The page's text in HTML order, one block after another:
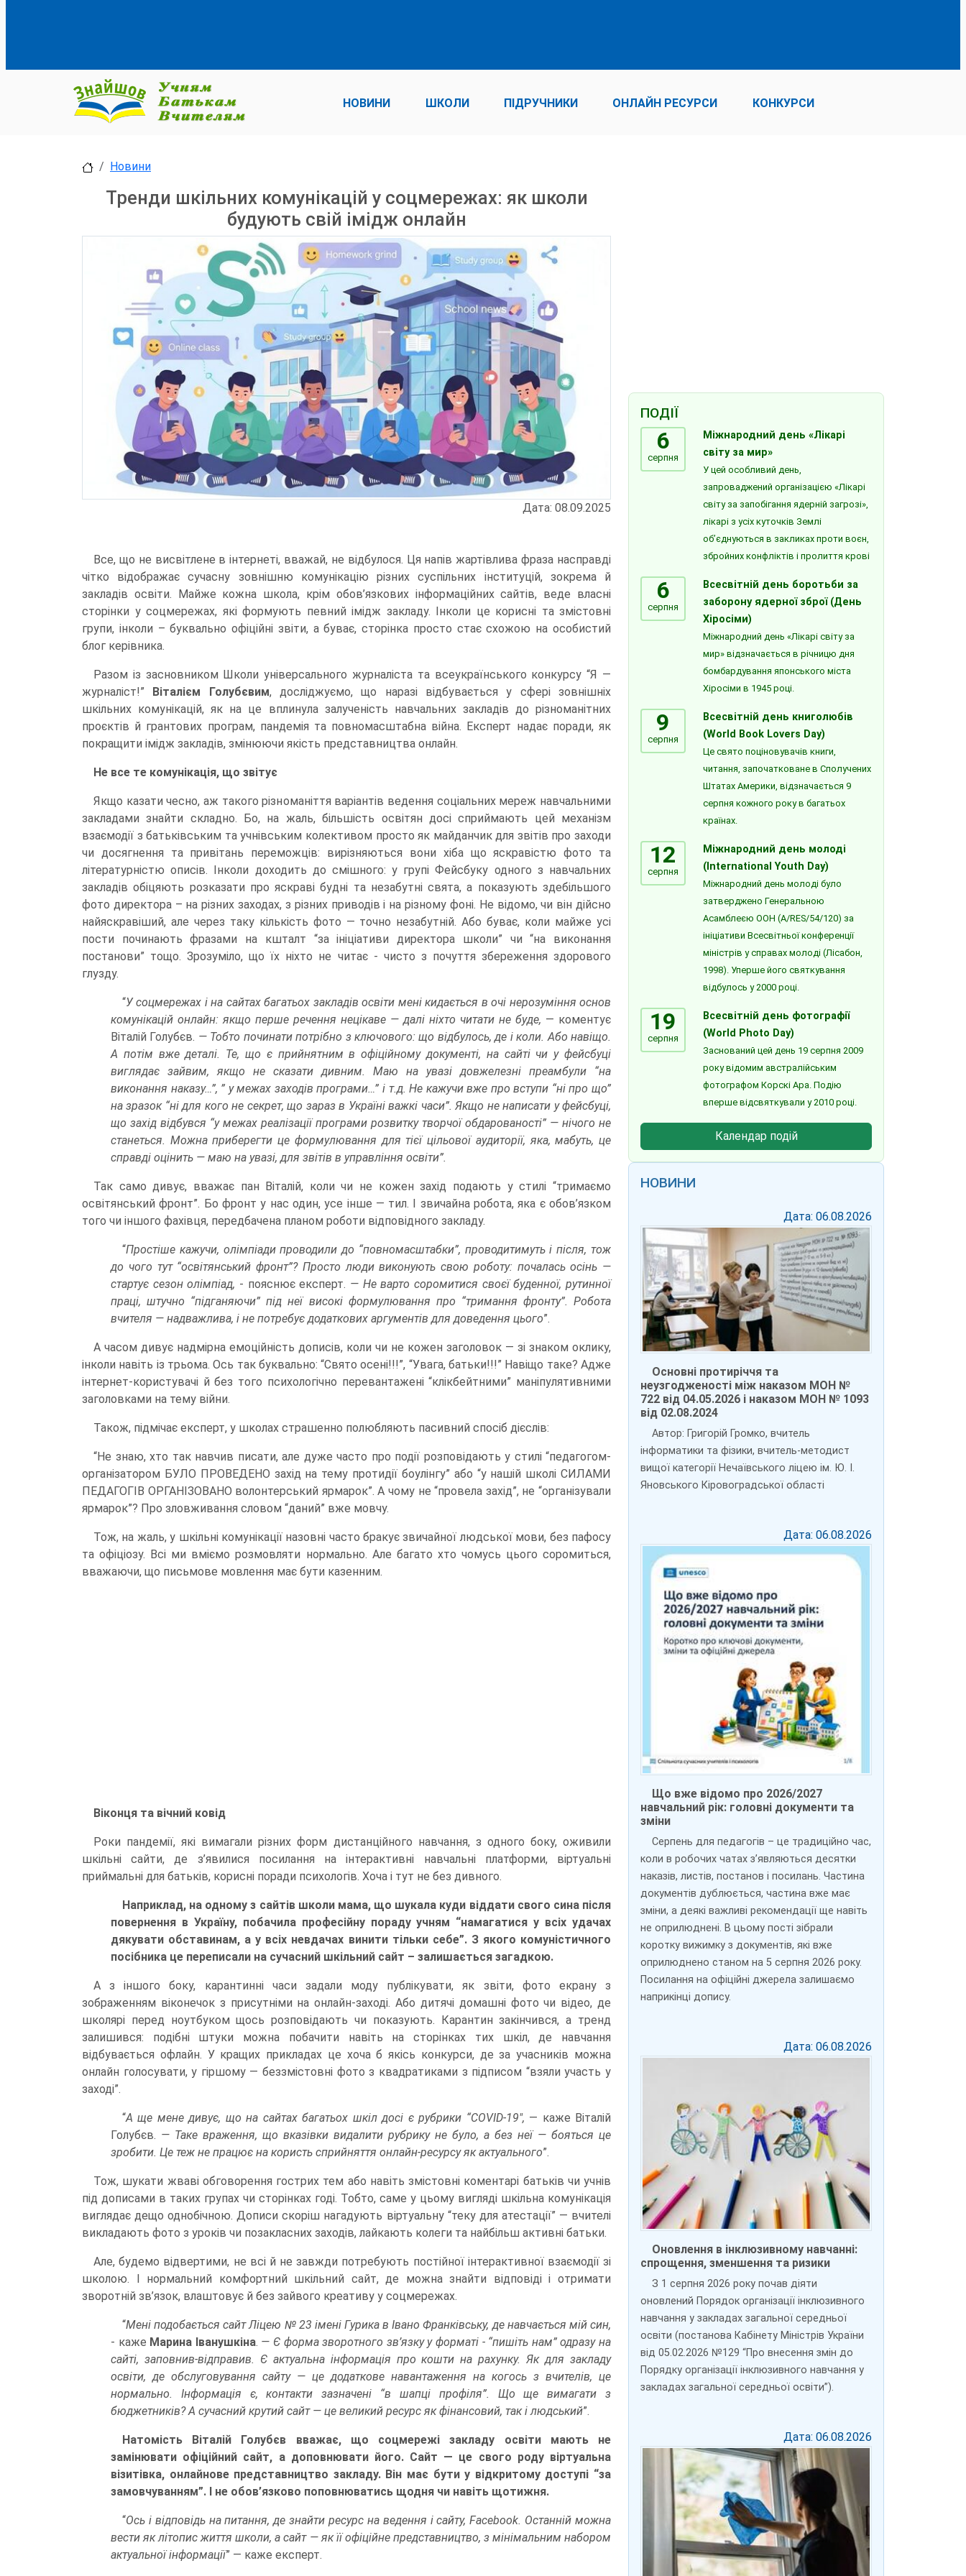
НОВИНИ ШКОЛИ ПІДРУЧНИКИ ОНЛАЙН РЕСУРСИ КОНКУРСИ
Новини
Тренди шкільних комунікацій у соцмережах: як школи
будують свій імідж онлайн
Дата: 08.09.2025
Все, що не висвітлене в інтернеті, вважай, не відбулося. Ця напів жартівлива фраза насправді
чітко відображає сучасну зовнішню комунікацію різних суспільних інституцій, зокрема й
закладів освіти. Майже кожна школа, крім обов’язкових інформаційних сайтів, веде власні
сторінки у соцмережах, які формують певний імідж закладу. Інколи це корисні та змістовні
групи, інколи – буквально офіційні звіти, а буває, сторінка просто стає схожою на особистий
блог керівника.
Разом із засновником Школи універсального журналіста та всеукраїнського конкурсу “Я —
журналіст!” Віталієм Голубєвим, досліджуємо, що наразі відбувається у сфері зовнішніх
шкільних комунікацій, як на це вплинула залученість навчальних закладів до різноманітних
проєктів й грантових програм, пандемія та повномасштабна війна. Експерт надає поради, як
покращити імідж закладів, змінюючи якість представництва онлайн.
Не все те комунікація, що звітує
Якщо казати чесно, аж такого різноманіття варіантів ведення соціальних мереж навчальними
закладами знайти складно. Бо, на жаль, більшість освітян досі сприймають цей механізм
взаємодії з батьківським та учнівським колективом просто як майданчик для звітів про заходи
чи досягнення та привітань переможців: вирізняються вони хіба що яскравістю фото та
літературністю описів. Інколи доходить до смішного: у групі Фейсбуку одного з навчальних
закладів обіцяють розказати про яскраві будні та незабутні свята, а показують здебільшого
фото директора – на різних заходах, з різних приводів і на різному фоні. Не відомо, чи він дійсно
найяскравіший, але через таку кількість фото — точно незабутній. Або буває, коли майже усі
пости починають фразами на кшталт “за ініціативи директора школи” чи “на виконання
постанови” тощо. Зрозуміло, що їх ніхто не читає - чисто з почуття збереження здорового
глузду.
“У соцмережах і на сайтах багатьох закладів освіти мені кидається в очі нерозуміння основ
комунікацій онлайн: якщо перше речення нецікаве — далі ніхто читати не буде, — коментує
Віталій Голубєв. — Тобто починати потрібно з ключового: що відбулось, де і коли. Або навіщо.
А потім вже деталі. Те, що є прийнятним в офіційному документі, на сайті чи у фейсбуці
виглядає зайвим, якщо не сказати дивним. Маю на увазі довжелезні преамбули “на
виконання наказу…”, ” у межах заходів програми…” і т.д. Не кажучи вже про вступи “ні про що”
на зразок “ні для кого не секрет, що зараз в Україні важкі часи”. Якщо не написати у фейсбуці,
що захід відбувся “у межах реалізації програми розвитку творчої обдарованості” — нічого не
станеться. Можна приберегти це формулювання для тієї цільової аудиторії, яка, мабуть, це
справді оцінить — маю на увазі, для звітів в управління освіти”.
Так само дивує, вважає пан Віталій, коли чи не кожен захід подають у стилі “тримаємо
освітянський фронт”. Бо фронт у нас один, усе інше — тил. І звичайна робота, яка є обов’язком
того чи іншого фахівця, передбачена планом роботи відповідного закладу.
“Простіше кажучи, олімпіади проводили до “повномасштабки”, проводитимуть і після, тож
до чого тут “освітянський фронт”? Просто люди виконують свою роботу: почалась осінь —
стартує сезон олімпіад, - пояснює експерт. — Не варто соромитися своєї буденної, рутинної
праці, штучно “підганяючи” під неї високі формулювання про “тримання фронту”. Робота
вчителя — надважлива, і не потребує додаткових аргументів для доведення цього”.
А часом дивує надмірна емоційність дописів, коли чи не кожен заголовок — зі знаком оклику,
інколи навіть із трьома. Ось так буквально: “Свято осені!!!”, “Увага, батьки!!!” Навіщо таке? Адже
інтернет-користувачі й без того психологічно перевантажені “клікбейтними” маніпулятивними
заголовками на тему війни.
Також, підмічає експерт, у школах страшенно полюбляють пасивний спосіб дієслів:
“Не знаю, хто так навчив писати, але дуже часто про події розповідають у стилі “педагогом-
організатором БУЛО ПРОВЕДЕНО захід на тему протидії боулінгу” або “у нашій школі СИЛАМИ
ПЕДАГОГІВ ОРГАНІЗОВАНО волонтерський ярмарок”. А чому не “провела захід”, не “організували
ярмарок”? Про зловживання словом “даний” вже мовчу.
Тож, на жаль, у шкільні комунікації назовні часто бракує звичайної людської мови, без пафосу
та офіціозу. Всі ми вміємо розмовляти нормально. Але багато хто чомусь цього соромиться,
вважаючи, що письмове мовлення має бути казенним.
Віконця та вічний ковід
Роки пандемії, які вимагали різних форм дистанційного навчання, з одного боку, оживили
шкільні сайти, де з’явилися посилання на інтерактивні навчальні платформи, віртуальні
приймальні для батьків, корисні поради психологів. Хоча і тут не без дивного.
Наприклад, на одному з сайтів школи мама, що шукала куди віддати свого сина після
повернення в Україну, побачила професійну пораду учням “намагатися у всіх удачах
дякувати обставинам, а у всіх невдачах винити тільки себе”. З якого комуністичного
посібника це переписали на сучасний шкільний сайт – залишається загадкою.
А з іншого боку, карантинні часи задали моду публікувати, як звіти, фото екрану з
зображенням віконечок з присутніми на онлайн-заході. Або дитячі домашні фото чи відео, де
школярі перед ноутбуком щось розповідають чи показують. Карантин закінчився, а тренд
залишився: подібні штуки можна побачити навіть на сторінках тих шкіл, де навчання
відбувається офлайн. У кращих прикладах це хоча б якісь конкурси, де за учасників можна
онлайн голосувати, у гіршому — беззмістовні фото з квадратиками з підписом “взяли участь у
заході”.
“А ще мене дивує, що на сайтах багатьох шкіл досі є рубрики “COVID-19″, — каже Віталій
Голубєв. — Таке враження, що вказівки видалити рубрику не було, а без неї — бояться це
зробити. Це теж не працює на користь сприйняття онлайн-ресурсу як актуального”.
Тож, шукати жваві обговорення гострих тем або навіть змістовні коментарі батьків чи учнів
під дописами в таких групах чи сторінках годі. Тобто, саме у цьому вигляді шкільна комунікація
виглядає дещо однобічною. Дописи скоріш нагадують віртуальну “теку для атестації” — вчителі
викладають фото з уроків чи позакласних заходів, лайкають колеги та найбільш активні батьки.
Але, будемо відвертими, не всі й не завжди потребують постійної інтерактивної взаємодії зі
школою. І нормальний комфортний шкільний сайт, де можна знайти відповіді і отримати
зворотній зв’язок, влаштовує й без зайвого креативу у соцмережах.
“Мені подобається сайт Ліцею № 23 імені Гурика в Івано Франківську, де навчається мій син,
- каже Марина Іванушкіна. — Є форма зворотного зв’язку у форматі - “пишіть нам” одразу на
сайті, заповнив-відправив. Є актуальна інформація про кошти на рахунку. Як для закладу
освіти, де обслуговування сайту — це додаткове навантаження на когось з вчителів, це
нормально. Інформація є, контакти зазначені “в шапці профіля”. Що ще вимагати з
бюджетників? А сучасний крутий сайт — це великий ресурс як фінансовий, так і людський”.
Натомість Віталій Голубєв вважає, що соцмережі закладу освіти мають не
замінювати офіційний сайт, а доповнювати його. Сайт — це свого роду віртуальна
візитівка, онлайнове представництво закладу. Він має бути у відкритому доступі “за
замовчуванням”. І не обов’язково поповнюватись щодня чи навіть щотижня.
“Ось і відповідь на питання, де знайти ресурс на ведення і сайту, Facebook. Останній можна
вести як літопис життя школи, а сайт — як її офіційне представництво, з мінімальним набором
актуальної інформації” — каже експерт.
ПОДІЇ
6
серпня
Міжнародний день «Лікарі
світу за мир»
У цей особливий день,
запроваджений організацією «Лікарі
світу за запобігання ядерній загрозі»,
лікарі з усіх куточків Землі
об’єднуються в закликах проти воєн,
збройних конфліктів і пролиття крові
6
серпня
Всесвітній день боротьби за
заборону ядерної зброї (День
Хіросіми)
Міжнародний день «Лікарі світу за
мир» відзначається в річницю дня
бомбардування японського міста
Хіросіми в 1945 році.
9
серпня
Всесвітній день книголюбів
(World Book Lovers Day)
Це свято поціновувачів книги,
читання, започатковане в Сполучених
Штатах Америки, відзначається 9
серпня кожного року в багатьох
країнах.
12
серпня
Міжнародний день молоді
(International Youth Day)
Міжнародний день молоді було
затверджено Генеральною
Асамблеєю ООН (A/RES/54/120) за
ініціативи Всесвітньої конференції
міністрів у справах молоді (Лісабон,
1998). Уперше його святкування
відбулось у 2000 році.
19
серпня
Всесвітній день фотографії
(World Photo Day)
Заснований цей день 19 серпня 2009
року відомим австралійським
фотографом Корскі Ара. Подію
вперше відсвяткували у 2010 році.
Календар подій
НОВИНИ
Дата: 06.08.2026
Основні протиріччя та
неузгодженості між наказом МОН №
722 від 04.05.2026 і наказом МОН № 1093
від 02.08.2024
Автор: Григорій Громко, вчитель
інформатики та фізики, вчитель-методист
вищої категорії Нечаївського ліцею ім. Ю. І.
Яновського Кіровоградської області
Дата: 06.08.2026
Що вже відомо про 2026/2027
навчальний рік: головні документи та
зміни
Серпень для педагогів – це традиційно час,
коли в робочих чатах з’являються десятки
наказів, листів, постанов і посилань. Частина
документів дублюється, частина вже має
зміни, а деякі важливі рекомендації ще навіть
не оприлюднені. В цьому пості зібрали
коротку вижимку з документів, які вже
оприлюднено станом на 5 серпня 2026 року.
Посилання на офіційні джерела залишаємо
наприкінці допису.
Дата: 06.08.2026
Оновлення в інклюзивному навчанні:
спрощення, зменшення та ризики
З 1 серпня 2026 року почав діяти
оновлений Порядок організації інклюзивного
навчання у закладах загальної середньої
освіти (постанова Кабінету Міністрів України
від 05.02.2026 №129 “Про внесення змін до
Порядку організації інклюзивного навчання у
закладах загальної середньої освіти”).
Дата: 06.08.2026